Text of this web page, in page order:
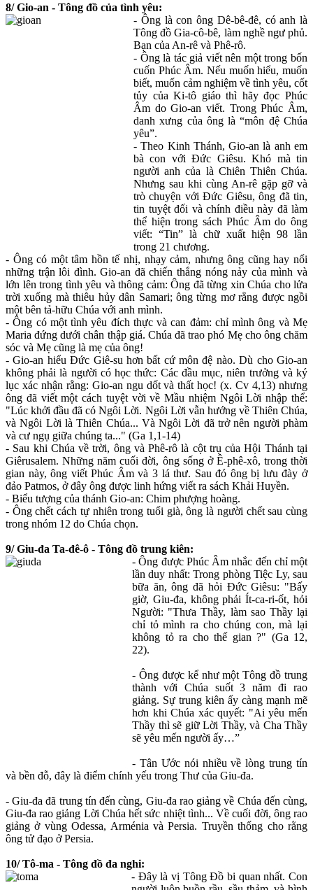
8/ Gio-an - Tông đồ của tình yêu:
- Ông là con ông Dê-bê-đê, có anh là
Tông đồ Gia-cô-bê, làm nghề ngư phủ.
Bạn của An-rê và Phê-rô.
- Ông là tác giả viết nên một trong bốn
cuốn Phúc Âm. Nếu muốn hiểu, muốn
biết, muốn cảm nghiệm về tình yêu, cốt
tủy của Ki-tô giáo thì hãy đọc Phúc
Âm do Gio-an viết. Trong Phúc Âm,
danh xưng của ông là “môn đệ Chúa
yêu”.
- Theo Kinh Thánh, Gio-an là anh em
bà con với Đức Giêsu. Khó mà tin
người anh của là Chiên Thiên Chúa.
Nhưng sau khi cùng An-rê gặp gỡ và
trò chuyện với Đức Giêsu, ông đã tin,
tin tuyệt đối và chính điều này đã làm
thể hiện trong sách Phúc Âm do ông
viết: “Tin” là chữ xuất hiện 98 lần
trong 21 chương.
- Ông có một tâm hồn tế nhị, nhạy cảm, nhưng ông cũng hay nổi
những trận lôi đình. Gio-an đã chiến thắng nóng nảy của mình và
lớn lên trong tình yêu và thông cảm: Ông đã từng xin Chúa cho lửa
trời xuống mà thiêu hủy dân Samari; ông từng mơ rằng được ngồi
một bên tả-hữu Chúa với anh mình.
- Ông có một tình yêu đích thực và can đảm: chỉ mình ông và Mẹ
Maria đứng dưới chân thập giá. Chúa đã trao phó Mẹ cho ông chăm
sóc và Mẹ cũng là mẹ của ông!
- Gio-an hiểu Đức Giê-su hơn bất cứ môn đệ nào. Dù cho Gio-an
không phải là người có học thức: Các đầu mục, niên trưởng và ký
lục xác nhận rằng: Gio-an ngu dốt và thất học! (x. Cv 4,13) nhưng
ông đã viết một cách tuyệt vời về Mầu nhiệm Ngôi Lời nhập thể:
"Lúc khởi đầu đã có Ngôi Lời. Ngôi Lời vẫn hướng về Thiên Chúa,
và Ngôi Lời là Thiên Chúa... Và Ngôi Lời đã trở nên người phàm
và cư ngụ giữa chúng ta..." (Ga 1,1-14)
- Sau khi Chúa về trời, ông và Phê-rô là cột trụ của Hội Thánh tại
Giêrusalem. Những năm cuối đời, ông sống ở Ê-phê-xô, trong thời
gian này, ông viết Phúc Âm và 3 lá thư. Sau đó ông bị lưu đày ở
đảo Patmos, ở đây ông được linh hứng viết ra sách Khải Huyền.
- Biểu tượng của thánh Gio-an: Chim phượng hoàng.
- Ông chết cách tự nhiên trong tuổi già, ông là người chết sau cùng
trong nhóm 12 do Chúa chọn.
9/ Giu-đa Ta-đê-ô - Tông đồ trung kiên:
- Ông được Phúc Âm nhắc đến chỉ một
lần duy nhất: Trong phòng Tiệc Ly, sau
bữa ăn, ông đã hỏi Đức Giêsu: "Bấy
giờ, Giu-đa, không phải Ít-ca-ri-ốt, hỏi
Người: "Thưa Thầy, làm sao Thầy lại
chỉ tỏ mình ra cho chúng con, mà lại
không tỏ ra cho thế gian ?" (Ga 12,
22).
- Ông được kể như một Tông đồ trung
thành với Chúa suốt 3 năm đi rao
giảng. Sự trung kiên ấy càng mạnh mẽ
hơn khi Chúa xác quyết: "Ai yêu mến
Thầy thì sẽ giữ Lời Thầy, và Cha Thầy
sẽ yêu mến người ấy…”
- Tân Ước nói nhiều về lòng trung tín
và bền đỗ, đây là điểm chính yếu trong Thư của Giu-đa.
- Giu-đa đã trung tín đến cùng, Giu-đa rao giảng về Chúa đến cùng,
Giu-đa rao giảng Lời Chúa hết sức nhiệt tình... Về cuối đời, ông rao
giảng ở vùng Odessa, Arménia và Persia. Truyền thống cho rằng
ông tử đạo ở Persia.
10/ Tô-ma - Tông đồ đa nghi:
- Đây là vị Tông Đồ bi quan nhất. Con